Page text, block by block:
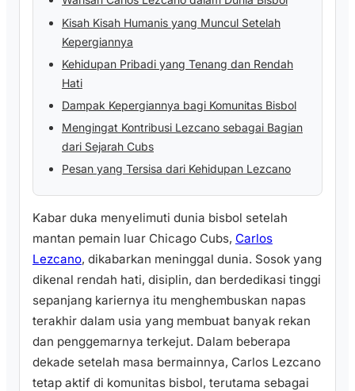
Kisah Kisah Humanis yang Muncul Setelah
Kepergiannya
Kehidupan Pribadi yang Tenang dan Rendah
Hati
Dampak Kepergiannya bagi Komunitas Bisbol
Mengingat Kontribusi Lezcano sebagai Bagian
dari Sejarah Cubs
Pesan yang Tersisa dari Kehidupan Lezcano
Kabar duka menyelimuti dunia bisbol setelah
mantan pemain luar Chicago Cubs, Carlos
Lezcano, dikabarkan meninggal dunia. Sosok yang
dikenal rendah hati, disiplin, dan berdedikasi tinggi
sepanjang kariernya itu menghembuskan napas
terakhir dalam usia yang membuat banyak rekan
dan penggemarnya terkejut. Dalam beberapa
dekade setelah masa bermainnya, Carlos Lezcano
tetap aktif di komunitas bisbol, terutama sebagai